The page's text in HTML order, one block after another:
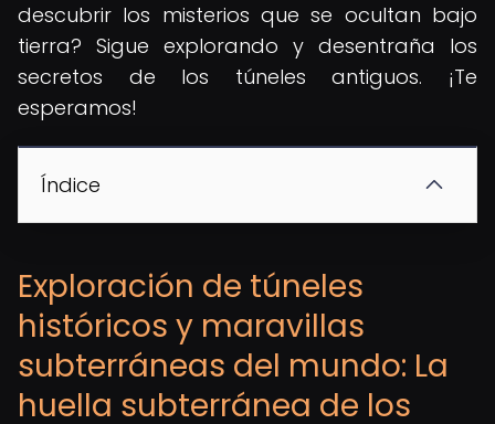
descubrir los misterios que se ocultan bajo
tierra? Sigue explorando y desentraña los
secretos de los túneles antiguos. ¡Te
esperamos!
Índice
Exploración de túneles
históricos y maravillas
subterráneas del mundo: La
huella subterránea de los